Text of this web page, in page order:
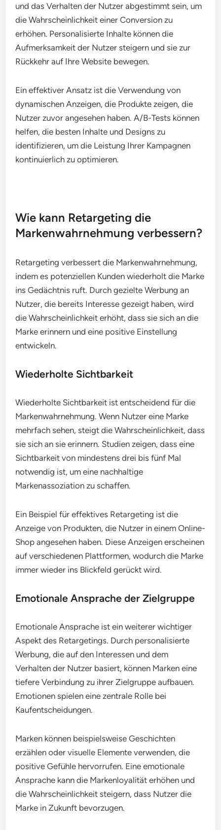
Anpassung der Anzeigeninhalte
Die Anpassung der Anzeigeninhalte ist ein weiterer
wichtiger Aspekt von Retargeting-Kampagnen.
und das Verhalten der Nutzer abgestimmt sein, um
die Wahrscheinlichkeit einer Conversion zu
erhöhen. Personalisierte Inhalte können die
Aufmerksamkeit der Nutzer steigern und sie zur
Rückkehr auf Ihre Website bewegen.
helfen, die besten Inhalte und Designs zu
identifizieren, um die Leistung Ihrer Kampagnen
Wie kann Retargeting die
Markenwahrnehmung verbessern?
Retargeting verbessert die Markenwahrnehmung,
indem es potenziellen Kunden wiederholt die Marke
ins Gedächtnis ruft. Durch gezielte Werbung an
Nutzer, die bereits Interesse gezeigt haben, wird
Marke erinnern und eine positive Einstellung
entwickeln.
Wiederholte Sichtbarkeit
Markenwahrnehmung. Wenn Nutzer eine Marke
sie sich an sie erinnern. Studien zeigen, dass eine
Sichtbarkeit von mindestens drei bis fünf Mal
notwendig ist, um eine nachhaltige
Markenassoziation zu schaffen.
Ein Beispiel für effektives Retargeting ist die
Anzeige von Produkten, die Nutzer in einem Online-
auf verschiedenen Plattformen, wodurch die Marke
immer wieder ins Blickfeld gerückt wird.
Emotionale Ansprache der Zielgruppe
Emotionale Ansprache ist ein weiterer wichtiger